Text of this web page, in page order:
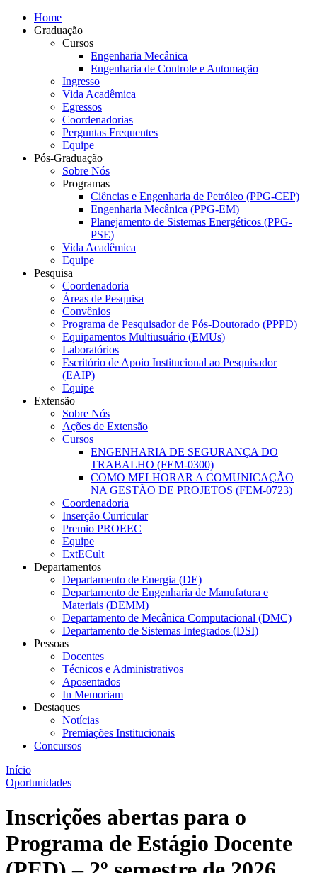
Home
Graduação
Cursos
Engenharia Mecânica
Engenharia de Controle e Automação
Ingresso
Vida Acadêmica
Egressos
Coordenadorias
Perguntas Frequentes
Equipe
Pós-Graduação
Sobre Nós
Programas
Ciências e Engenharia de Petróleo (PPG-CEP)
Engenharia Mecânica (PPG-EM)
Planejamento de Sistemas Energéticos (PPG-
PSE)
Vida Acadêmica
Equipe
Pesquisa
Coordenadoria
Áreas de Pesquisa
Convênios
Programa de Pesquisador de Pós-Doutorado (PPPD)
Equipamentos Multiusuário (EMUs)
Laboratórios
Escritório de Apoio Institucional ao Pesquisador
(EAIP)
Equipe
Extensão
Sobre Nós
Ações de Extensão
Cursos
ENGENHARIA DE SEGURANÇA DO
TRABALHO (FEM-0300)
COMO MELHORAR A COMUNICAÇÃO
NA GESTÃO DE PROJETOS (FEM-0723)
Coordenadoria
Inserção Curricular
Premio PROEEC
Equipe
ExtECult
Departamentos
Departamento de Energia (DE)
Departamento de Engenharia de Manufatura e
Materiais (DEMM)
Departamento de Mecânica Computacional (DMC)
Departamento de Sistemas Integrados (DSI)
Pessoas
Docentes
Técnicos e Administrativos
Aposentados
In Memoriam
Destaques
Notícias
Premiações Institucionais
Concursos
Início
Oportunidades
Inscrições abertas para o
Programa de Estágio Docente